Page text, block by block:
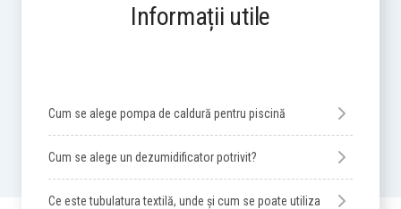
Informații utile
Cum se alege pompa de caldură pentru piscină
Cum se alege un dezumidificator potrivit?
Ce este tubulatura textilă, unde și cum se poate utiliza